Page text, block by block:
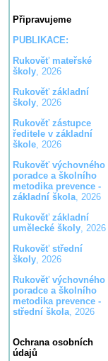
Připravujeme
PUBLIKACE:
Rukověť mateřské
školy, 2026
Rukověť základní
školy, 2026
Rukověť zástupce
ředitele v základní
škole, 2026
Rukověť výchovného
poradce a školního
metodika prevence -
základní škola, 2026
Rukověť základní
umělecké školy, 2026
Rukověť střední
školy, 2026
Rukověť výchovného
poradce a školního
metodika prevence -
střední škola, 2026
Ochrana osobních
údajů